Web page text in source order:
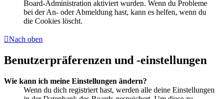
Board-Administration aktiviert wurden. Wenn du Probleme
bei der An- oder Abmeldung hast, kann es helfen, wenn du
die Cookies löscht.
Nach oben
Benutzerpräferenzen und -einstellungen
Wie kann ich meine Einstellungen ändern?
Wenn du dich registriert hast, werden alle deine Einstellungen